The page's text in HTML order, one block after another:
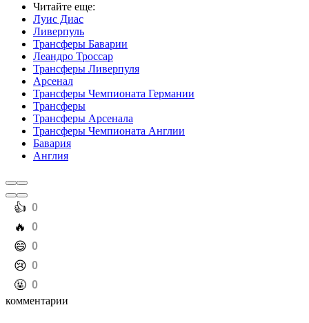
Читайте еще:
Луис Диас
Ливерпуль
Трансферы Баварии
Леандро Троссар
Трансферы Ливерпуля
Арсенал
Трансферы Чемпионата Германии
Трансферы
Трансферы Арсенала
Трансферы Чемпионата Англии
Бавария
Англия
️👍 0
️🔥 0
️😄 0
️😢 0
️🤬 0
комментарии